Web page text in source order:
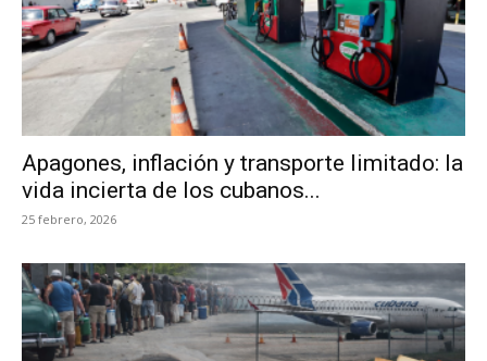
Apagones, inflación y transporte limitado: la
vida incierta de los cubanos...
25 febrero, 2026